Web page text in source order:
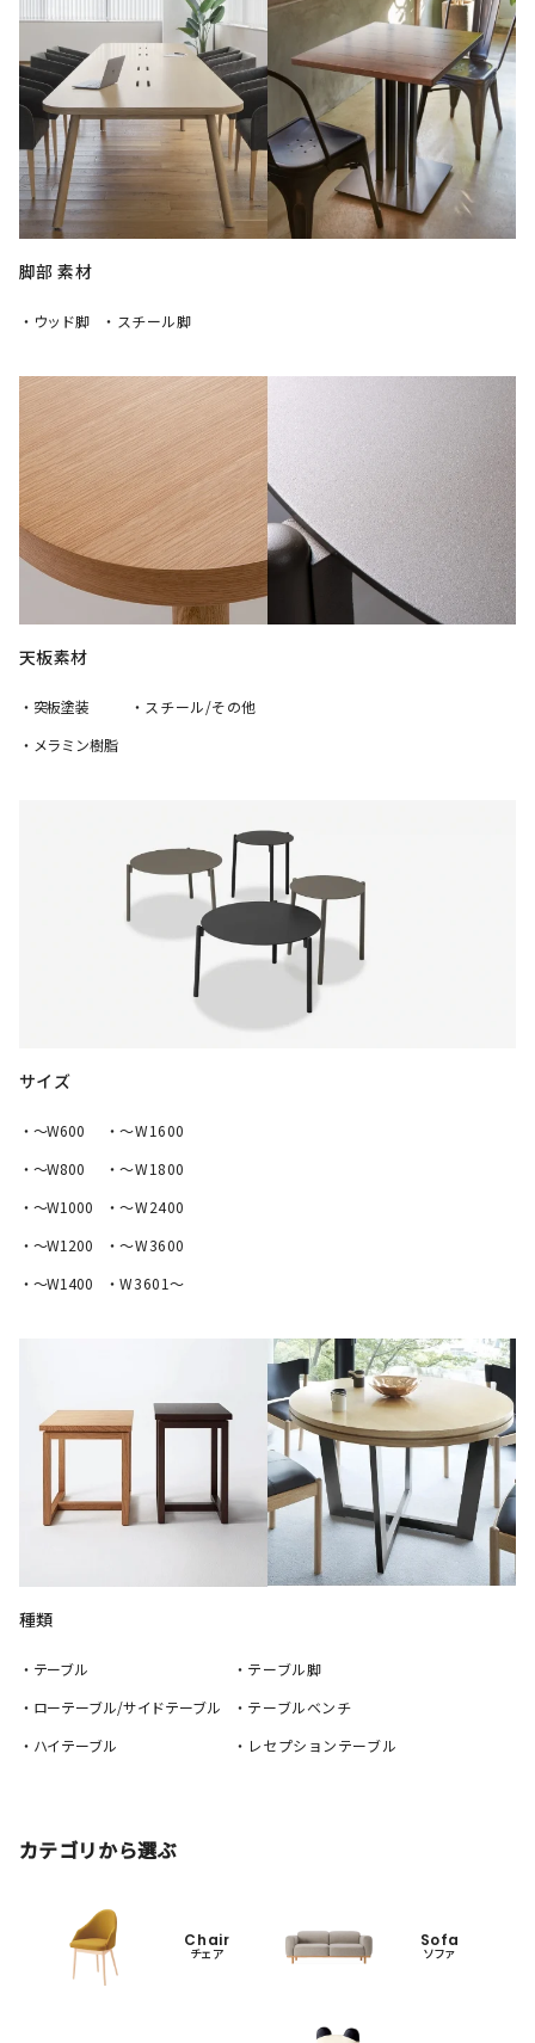
脚部 素材
・ウッド脚 ・スチール脚
天板素材
・突板塗装
・メラミン樹脂
・スチール/その他
サイズ
・〜W600
・〜W800
・〜W1000
・〜W1200
・〜W1400
・〜W1600
・〜W1800
・〜W2400
・〜W3600
・W3601～
種類
・テーブル
・ローテーブル/サイドテーブル
・ハイテーブル
・テーブル脚
・テーブルベンチ
・レセプションテーブル
カテゴリから選ぶ
Chair
チェア
Sofa
ソファ